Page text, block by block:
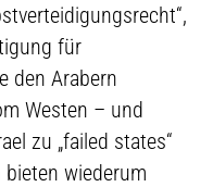
für
den Arabern
Westen – und
zu „failed states“
wiederum